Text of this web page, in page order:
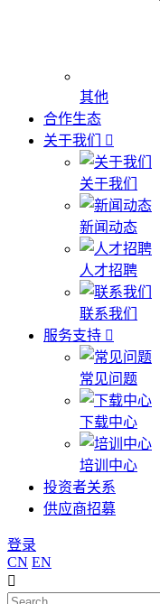
其他
合作生态
关于我们
关于我们
新闻动态
人才招聘
联系我们
服务支持
常见问题
下载中心
培训中心
投资者关系
供应商招募
登录
CN EN